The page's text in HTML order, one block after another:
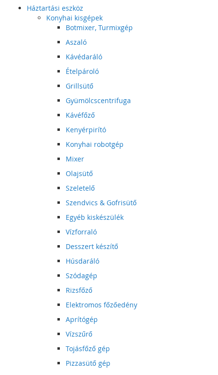
Háztartási eszköz
Konyhai kisgépek
Botmixer, Turmixgép
Aszaló
Kávédaráló
Ételpároló
Grillsütő
Gyümölcscentrifuga
Kávéfőző
Kenyérpirító
Konyhai robotgép
Mixer
Olajsütő
Szeletelő
Szendvics & Gofrisütő
Egyéb kiskészülék
Vízforraló
Desszert készítő
Húsdaráló
Szódagép
Rizsfőző
Elektromos főzőedény
Aprítógép
Vízszűrő
Tojásfőző gép
Pizzasütő gép